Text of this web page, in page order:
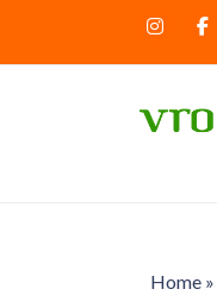
Home»